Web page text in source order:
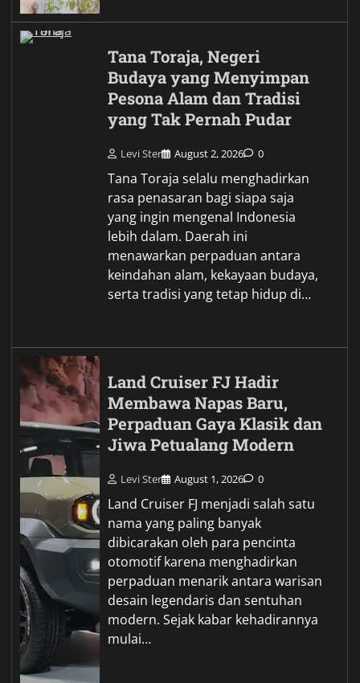
Tana Toraja, Negeri
Budaya yang Menyimpan
Pesona Alam dan Tradisi
yang Tak Pernah Pudar
Levi Ster August 2, 2026 0
Tana Toraja selalu menghadirkan
rasa penasaran bagi siapa saja
yang ingin mengenal Indonesia
lebih dalam. Daerah ini
menawarkan perpaduan antara
keindahan alam, kekayaan budaya,
serta tradisi yang tetap hidup di…
Land Cruiser FJ Hadir
Membawa Napas Baru,
Perpaduan Gaya Klasik dan
Jiwa Petualang Modern
Levi Ster August 1, 2026 0
Land Cruiser FJ menjadi salah satu
nama yang paling banyak
dibicarakan oleh para pencinta
otomotif karena menghadirkan
perpaduan menarik antara warisan
desain legendaris dan sentuhan
modern. Sejak kabar kehadirannya
mulai…